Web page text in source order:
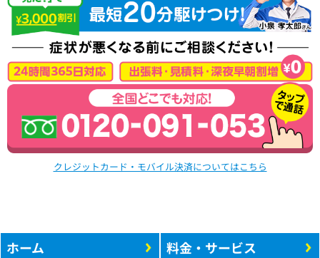
クレジットカード・モバイル決済についてはこちら
ホーム
料金・サービス